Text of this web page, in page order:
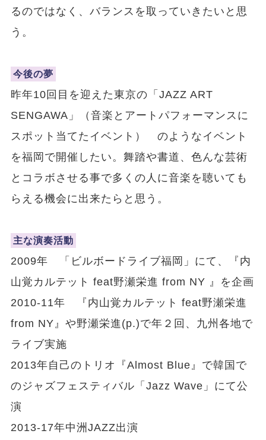
るのではなく、バランスを取っていきたいと思
う。
今後の夢
昨年10回目を迎えた東京の「JAZZ ART
SENGAWA」（音楽とアートパフォーマンスに
スポット当てたイベント） のようなイベント
を福岡で開催したい。舞踏や書道、色んな芸術
とコラボさせる事で多くの人に音楽を聴いても
らえる機会に出来たらと思う。
主な演奏活動
2009年 「ビルボードライブ福岡」にて、『内
山覚カルテット feat野瀬栄進 from NY 』を企画
2010-11年 『内山覚カルテット feat野瀬栄進
from NY』や野瀬栄進(p.)で年２回、九州各地で
ライブ実施
2013年自己のトリオ『Almost Blue』で韓国で
のジャズフェスティバル「Jazz Wave」にて公
演
2013-17年中洲JAZZ出演